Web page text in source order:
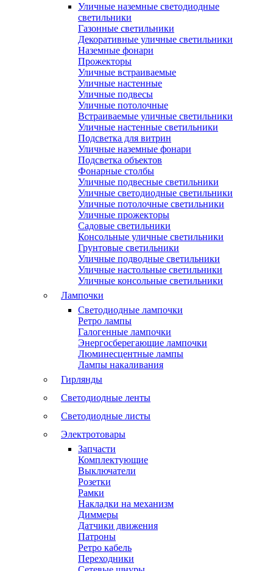
Уличные наземные светодиодные
светильники
Газонные светильники
Декоративные уличные светильники
Наземные фонари
Прожекторы
Уличные встраиваемые
Уличные настенные
Уличные подвесы
Уличные потолочные
Встраиваемые уличные светильники
Уличные настенные светильники
Подсветка для витрин
Уличные наземные фонари
Подсветка объектов
Фонарные столбы
Уличные подвесные светильники
Уличные светодиодные светильники
Уличные потолочные светильники
Уличные прожекторы
Садовые светильники
Консольные уличные светильники
Грунтовые светильники
Уличные подводные светильники
Уличные настольные светильники
Уличные консольные светильники
Лампочки
Светодиодные лампочки
Ретро лампы
Галогенные лампочки
Энергосберегающие лампочки
Люминесцентные лампы
Лампы накаливания
Гирлянды
Светодиодные ленты
Светодиодные листы
Электротовары
Запчасти
Комплектующие
Выключатели
Розетки
Рамки
Накладки на механизм
Диммеры
Датчики движения
Патроны
Ретро кабель
Переходники